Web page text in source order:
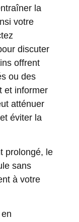
la
votre
discuter
offrent
ou des
et informer
atténuer
éviter la
prolongé, le
sans
à votre